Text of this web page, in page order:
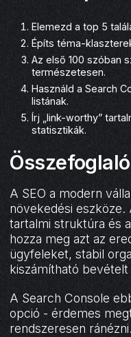
Elemezd a top 5
Építs téma-
Az első 100 szóban
természetesen.
Használd a Search
listának.
Írj „link-worthy”
statisztikák.
Összefoglaló
A SEO a modern
növekedési eszköze.
tartalmi struktúra és
hozza meg azt az
ügyfeleket, stabil
kiszámítható bevételt
A Search Console
opció - érdemes
rendszeresen ránézni.